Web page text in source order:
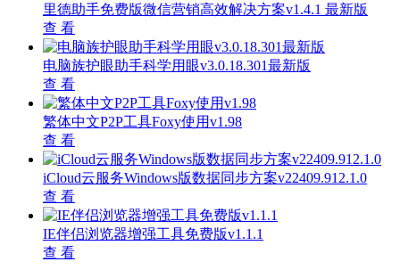
里德助手免费版微信营销高效解决方案v1.4.1 最新版
查 看
电脑族护眼助手科学用眼v3.0.18.301最新版
查 看
繁体中文P2P工具Foxy使用v1.98
查 看
iCloud云服务Windows版数据同步方案v22409.912.1.0
查 看
IE伴侣浏览器增强工具免费版v1.1.1
查 看